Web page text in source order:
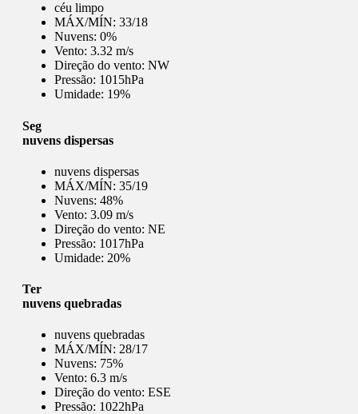
céu limpo
MÁX/MÍN: 33/18
Nuvens: 0%
Vento: 3.32 m/s
Direção do vento: NW
Pressão: 1015hPa
Umidade: 19%
Seg
nuvens dispersas
nuvens dispersas
MÁX/MÍN: 35/19
Nuvens: 48%
Vento: 3.09 m/s
Direção do vento: NE
Pressão: 1017hPa
Umidade: 20%
Ter
nuvens quebradas
nuvens quebradas
MÁX/MÍN: 28/17
Nuvens: 75%
Vento: 6.3 m/s
Direção do vento: ESE
Pressão: 1022hPa